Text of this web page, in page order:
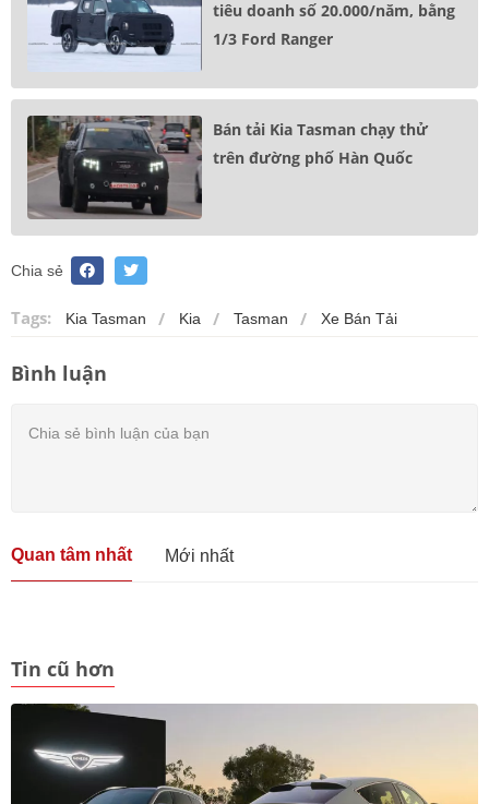
tiêu doanh số 20.000/năm, bằng
1/3 Ford Ranger
Bán tải Kia Tasman chạy thử
trên đường phố Hàn Quốc
Chia sẻ
Tags: Kia Tasman Kia Tasman Xe Bán Tải
Bình luận
Quan tâm nhất Mới nhất
Tin cũ hơn